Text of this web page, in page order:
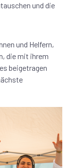
und die
und Helfern,
die mit ihrem
beigetragen